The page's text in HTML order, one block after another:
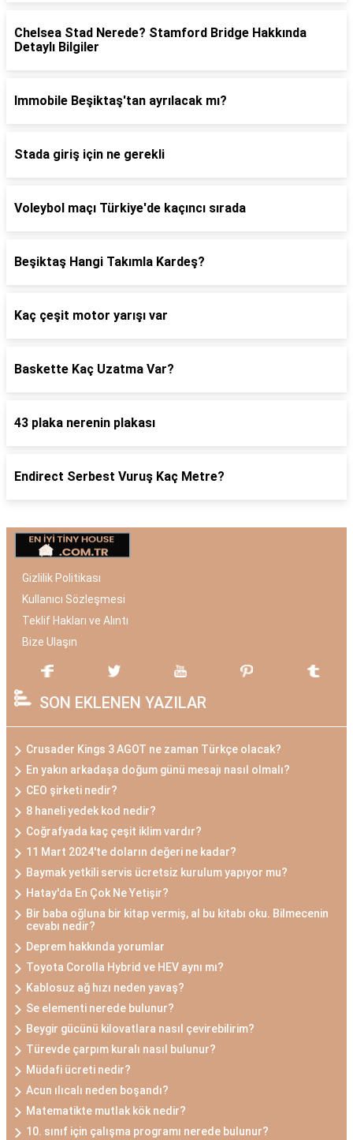
Chelsea Stad Nerede? Stamford Bridge Hakkında
Detaylı Bilgiler
Immobile Beşiktaş'tan ayrılacak mı?
Stada giriş için ne gerekli
Voleybol maçı Türkiye'de kaçıncı sırada
Beşiktaş Hangi Takımla Kardeş?
Kaç çeşit motor yarışı var
Baskette Kaç Uzatma Var?
43 plaka nerenin plakası
Endirect Serbest Vuruş Kaç Metre?
Gizlilik Politikası
Kullanıcı Sözleşmesi
Teklif Hakları ve Alıntı
Bize Ulaşın
SON EKLENEN YAZILAR
Crusader Kings 3 AGOT ne zaman Türkçe olacak?
En yakın arkadaşa doğum günü mesajı nasıl olmalı?
CEO şirketi nedir?
8 haneli yedek kod nedir?
Coğrafyada kaç çeşit iklim vardır?
11 Mart 2024'te doların değeri ne kadar?
Baymak yetkili servis ücretsiz kurulum yapıyor mu?
Hatay'da En Çok Ne Yetişir?
Bir baba oğluna bir kitap vermiş, al bu kitabı oku. Bilmecenin
cevabı nedir?
Deprem hakkında yorumlar
Toyota Corolla Hybrid ve HEV aynı mı?
Kablosuz ağ hızı neden yavaş?
Se elementi nerede bulunur?
Beygir gücünü kilovatlara nasıl çevirebilirim?
Türevde çarpım kuralı nasıl bulunur?
Müdafi ücreti nedir?
Acun ılıcalı neden boşandı?
Matematikte mutlak kök nedir?
10. sınıf için çalışma programı nerede bulunur?